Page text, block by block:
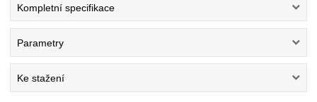
Kompletní specifikace
Parametry
Ke stažení